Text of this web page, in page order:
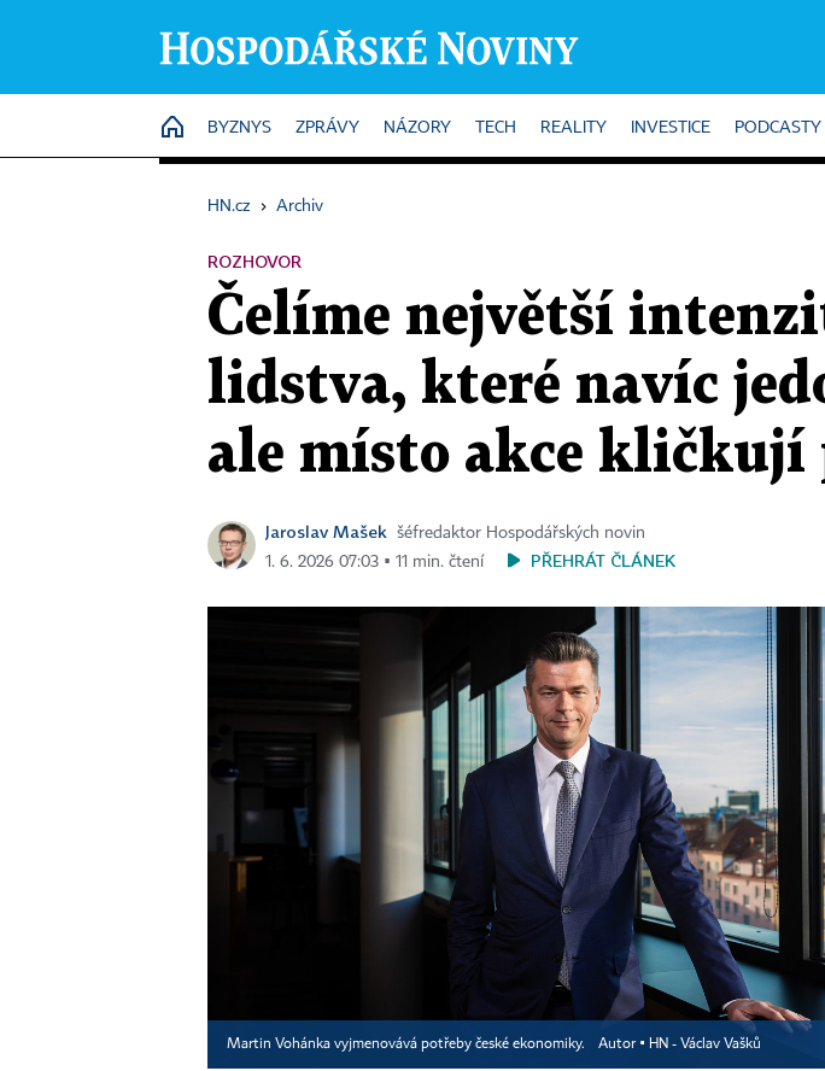
HOME
BYZNYS ZPRÁVY NÁZORY TECH REALITY INVESTICE PODCASTY
HN.cz › Archiv
ROZHOVOR
Čelíme největší
lidstva, které navíc
ale místo akce kličkují
Jaroslav Mašek
šéfredaktor Hospodářských novin
1. 6. 2026 07:03 ▪ 11 min. čtení
PŘEHRÁT ČLÁNEK
Martin Vohánka vyjmenovává potřeby české ekonomiky. Autor ▪ HN - Václav Vašků